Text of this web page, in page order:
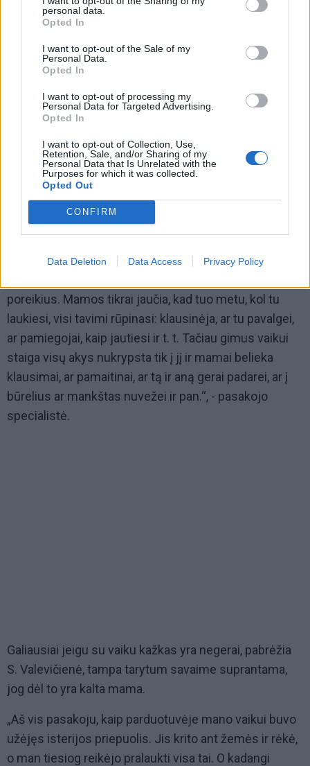
personal data.
Opted In
I want to opt-out of the Sale of my
Personal Data.
Opted In
I want to opt-out of processing my
Personal Data for Targeted Advertising.
Opted In
I want to opt-out of Collection, Use,
Retention, Sale, and/or Sharing of my
Personal Data that Is Unrelated with the
Purposes for which it was collected.
Opted Out
CONFIRM
Data Deletion Data Access Privacy Policy
Ar svarbūs mamos poreikiai?
Pasak pokalbininkės, mama dažnai tampa tiesiog
vaiko poreikių tenkinimo objektu. Ir šis požiūris, S.
Valevičienės teigimu, yra atėjęs būtent per pastarąjį
poreikius. Mamos tikrai jaučia, kad tuo metu, kol tu
laukiesi, visi tavimi rūpinasi: klausinėja, ar tu pavalgei,
ar pamiegojai, kaip jautiesi ir t. t. Tačiau gimus vaikui
staiga visų akys nukrypsta tik į jį ir mamai belieka
klausimai, ar pamaitinai, ar tą ir aną gerai padarei, ar į
būrelius ar mankštas nuvežei ir pan.“, - pasakojo
specialistė.
Galiausiai jeigu su vaiku kažkas yra negerai, pabrėžia
S. Valevičienė, tampa tarytum savaime suprantama,
jog dėl to yra kalta mama.
„Aš vis pasakoju, kaip parduotuvėje mano vaikui buvo
užėjęs isterijos priepuolis. Jis krito ant žemės ir rėkė,
o man tiesiog reikėjo pralaukti visa tai. O kadangi